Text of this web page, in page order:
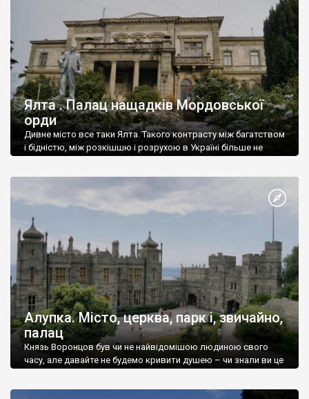
Ялта . Палац нащадків Мордовської
орди
Дивне місто все таки Ялта. Такого контрасту між багатством
і бідністю, між розкішшю і розрухою в Україні більше не
Алупка. Місто, церква, парк і, звичайно,
палац
Князь Воронцов був чи не найвідомішою людиною свого
часу, але давайте не будемо кривити душею – чи знали ви це